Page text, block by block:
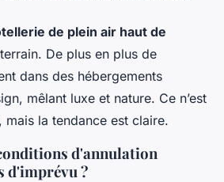
de plein air haut de
De plus en plus de
dans des hébergements
mêlant luxe et nature. Ce n’est
la tendance est claire.
d'annulation
d'imprévu ?